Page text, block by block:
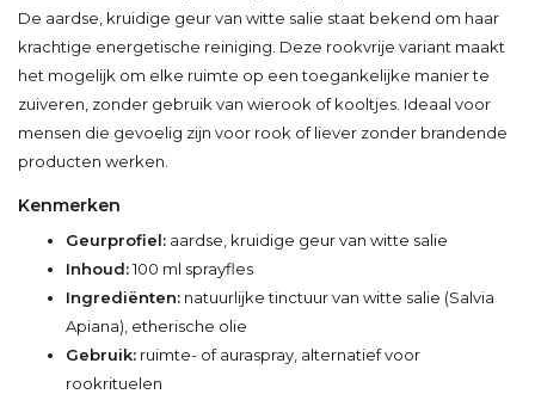
De aardse, kruidige geur van witte salie staat bekend om haar
krachtige energetische reiniging. Deze rookvrije variant maakt
het mogelijk om elke ruimte op een toegankelijke manier te
zuiveren, zonder gebruik van wierook of kooltjes. Ideaal voor
mensen die gevoelig zijn voor rook of liever zonder brandende
producten werken.
Kenmerken
Geurprofiel: aardse, kruidige geur van witte salie
Inhoud:100 ml sprayfles
Ingrediënten: natuurlijke tinctuur van witte salie (Salvia
Apiana), etherische olie
Gebruik: ruimte- of auraspray, alternatief voor
rookrituelen